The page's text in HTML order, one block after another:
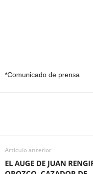
*Comunicado de prensa
Artículo anterior
EL AUGE DE JUAN